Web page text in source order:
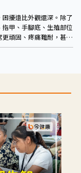
擾遠比外觀還深。除了
甲、手腳底、生殖部位
頑固、疼痛難耐，甚至